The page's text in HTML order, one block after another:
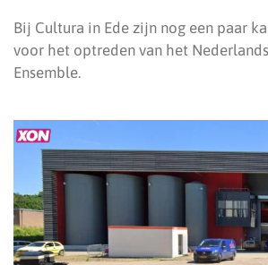
Bij Cultura in Ede zijn nog een paar
voor het optreden van het
Ensemble.